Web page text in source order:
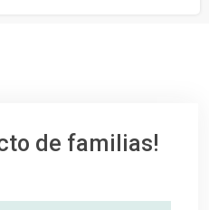
de familias!